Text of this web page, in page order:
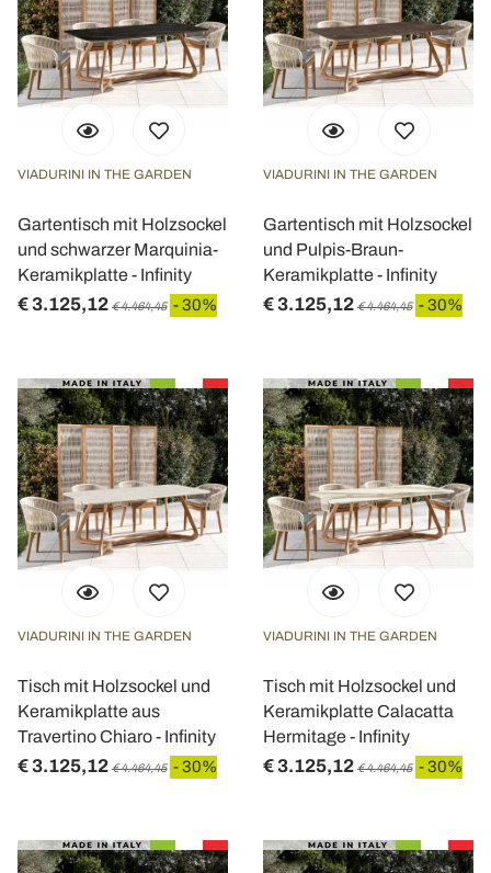
VIADURINI IN THE GARDEN
Gartentisch mit Holzsockel
und schwarzer Marquinia-
Keramikplatte - Infinity
€ 3.125,12 € 4.464,45 - 30%
VIADURINI IN THE GARDEN
Gartentisch mit Holzsockel
und Pulpis-Braun-
Keramikplatte - Infinity
€ 3.125,12 € 4.464,45 - 30%
VIADURINI IN THE GARDEN
Tisch mit Holzsockel und
Keramikplatte aus
Travertino Chiaro - Infinity
€ 3.125,12 € 4.464,45 - 30%
VIADURINI IN THE GARDEN
Tisch mit Holzsockel und
Keramikplatte Calacatta
Hermitage - Infinity
€ 3.125,12 € 4.464,45 - 30%